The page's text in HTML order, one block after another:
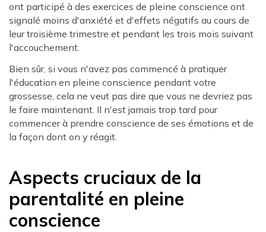
ont participé à des exercices de pleine conscience ont
signalé moins d'anxiété et d'effets négatifs au cours de
leur troisième trimestre et pendant les trois mois suivant
l'accouchement.
Bien sûr, si vous n'avez pas commencé à pratiquer
l'éducation en pleine conscience pendant votre
grossesse, cela ne veut pas dire que vous ne devriez pas
le faire maintenant. Il n'est jamais trop tard pour
commencer à prendre conscience de ses émotions et de
la façon dont on y réagit.
Aspects cruciaux de la
parentalité en pleine
conscience